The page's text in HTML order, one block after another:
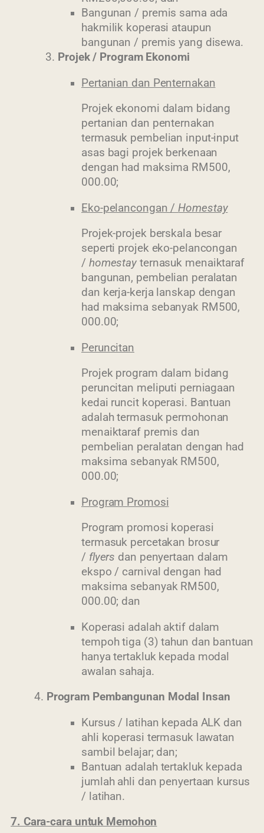
Bangunan / premis sama ada
hakmilik koperasi ataupun
bangunan / premis yang disewa.
Projek / Program Ekonomi
Pertanian dan Penternakan
Projek ekonomi dalam bidang
pertanian dan penternakan
termasuk pembelian input-input
asas bagi projek berkenaan
dengan had maksima RM500,
000.00;
Eko-pelancongan /Homestay
Projek-projek berskala besar
seperti projek eko-pelancongan
/ homestay ternasuk menaiktaraf
bangunan, pembelian peralatan
dan kerja-kerja lanskap dengan
had maksima sebanyak RM500,
000.00;
Peruncitan
Projek program dalam bidang
peruncitan meliputi perniagaan
kedai runcit koperasi. Bantuan
adalah termasuk permohonan
menaiktaraf premis dan
pembelian peralatan dengan had
maksima sebanyak RM500,
000.00;
Program Promosi
Program promosi koperasi
termasuk percetakan brosur
/ flyers dan penyertaan dalam
ekspo / carnival dengan had
maksima sebanyak RM500,
000.00; dan
Koperasi adalah aktif dalam
tempoh tiga (3) tahun dan bantuan
hanya tertakluk kepada modal
awalan sahaja.
4. Program Pembangunan Modal Insan
Kursus / latihan kepada ALK dan
ahli koperasi termasuk lawatan
sambil belajar; dan;
Bantuan adalah tertakluk kepada
jumlah ahli dan penyertaan kursus
/ latihan.
7. Cara-cara untuk Memohon